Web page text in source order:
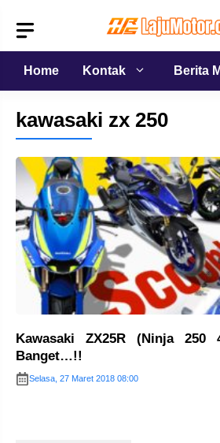
isi
Home
Kontak Berita
kawasaki zx 250
Kawasaki ZX25R (Ninja 250
Banget…!!
Selasa, 27 Maret 2018 08:00